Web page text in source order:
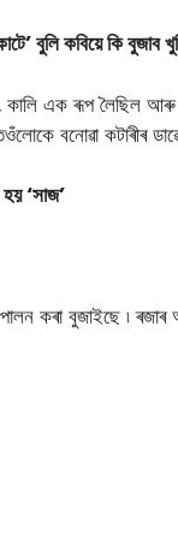
বুলি কবিয়ে কি বুজাব
এক ৰূপ লৈছিল আৰু
বনোৱা কটাৰীৰ
‘সাজ’
কৰা বুজাইছে ৷